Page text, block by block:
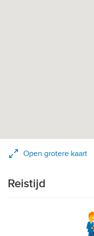
Open grotere kaart
Reistijd